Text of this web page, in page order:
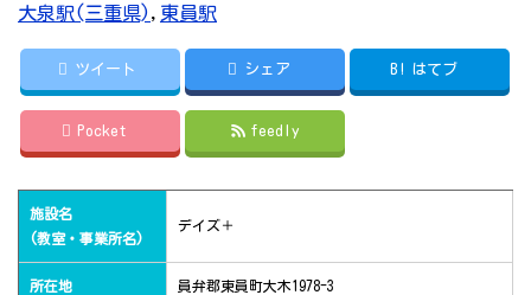
大泉駅(三重県), 東員駅
ツイート シェア B! はてブ
Pocket feedly
施設名
(教室・事業所名)
デイズ＋
所在地 員弁郡東員町大木1978-3